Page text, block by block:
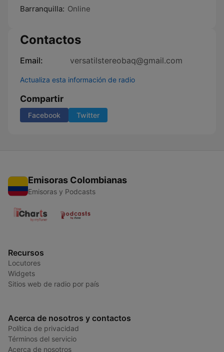
Barranquilla: Online
Contactos
Email: versatilstereobaq@gmail.com
Actualiza esta información de radio
Compartir
Facebook Twitter
Emisoras Colombianas
Emisoras y Podcasts
Recursos
Locutores
Widgets
Sitios web de radio por país
Acerca de nosotros y contactos
Política de privacidad
Términos del servicio
Acerca de nosotros